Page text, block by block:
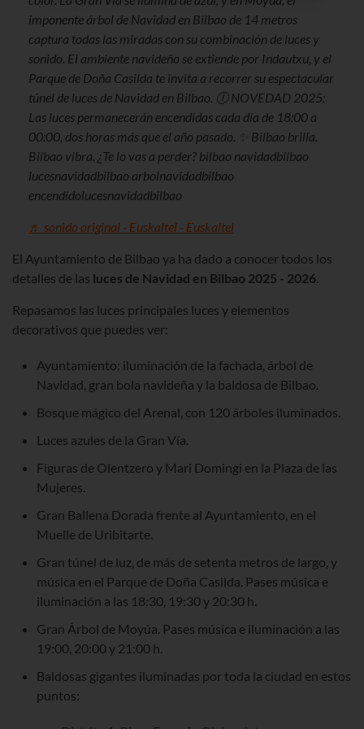
imponente árbol de Navidad en Bilbao de 14 metros
captura todas las miradas con su combinación de luces y
sonido. El ambiente navideño se extiende por Indautxu, y el
Parque de Doña Casilda te invita a recorrer su espectacular
túnel de luces de Navidad en Bilbao. 🕕 NOVEDAD 2025:
Las luces permanecerán encendidas cada día de 18:00 a
00:00, dos horas más que el año pasado. ✨ Bilbao brilla.
Bilbao vibra. ¿Te lo vas a perder? bilbao navidadbilbao
lucesnavidadbilbao arbolnavidadbilbao
encendidolucesnavidadbilbao
♬ sonido original - Euskaltel - Euskaltel
El Ayuntamiento de Bilbao ya ha dado a conocer todos los
detalles de las luces de Navidad en Bilbao 2025 - 2026.
Repasamos las luces principales luces y elementos
decorativos que puedes ver:
Ayuntamiento: iluminación de la fachada, árbol de
Navidad, gran bola navideña y la baldosa de Bilbao.
Bosque mágico del Arenal, con 120 árboles iluminados.
Luces azules de la Gran Vía.
Figuras de Olentzero y Mari Domingi en la Plaza de las
Mujeres.
Gran Ballena Dorada frente al Ayuntamiento, en el
Muelle de Uribitarte.
Gran túnel de luz, de más de setenta metros de largo, y
música en el Parque de Doña Casilda. Pases música e
iluminación a las 18:30, 19:30 y 20:30 h.
Gran Árbol de Moyúa. Pases música e iluminación a las
19:00, 20:00 y 21:00 h.
Baldosas gigantes iluminadas por toda la ciudad en estos
puntos: